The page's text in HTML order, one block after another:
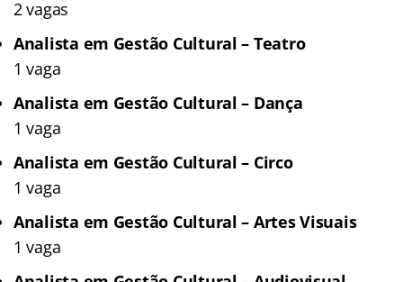
2 vagas
Analista em Gestão Cultural – Teatro
1 vaga
Analista em Gestão Cultural – Dança
1 vaga
Analista em Gestão Cultural – Circo
1 vaga
Analista em Gestão Cultural – Artes Visuais
1 vaga